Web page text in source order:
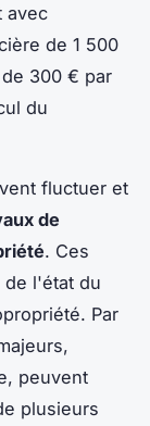
avec
de 1 500
300 € par
du
fluctuer et
de
. Ces
l'état du
Par
peuvent
plusieurs